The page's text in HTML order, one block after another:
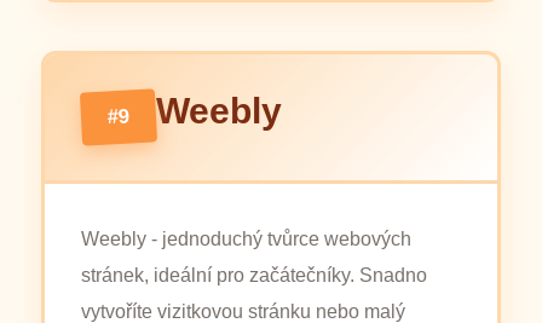
#9 Weebly
Weebly - jednoduchý tvůrce webových
stránek, ideální pro začátečníky. Snadno
vytvoříte vizitkovou stránku nebo malý